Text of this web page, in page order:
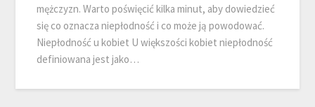
mężczyzn. Warto poświęcić kilka minut, aby dowiedzieć
się co oznacza niepłodność i co może ją powodować.
Niepłodność u kobiet U większości kobiet niepłodność
definiowana jest jako…